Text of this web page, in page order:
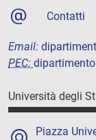
Contatti
Email:
PEC:
Università degli
Piazza